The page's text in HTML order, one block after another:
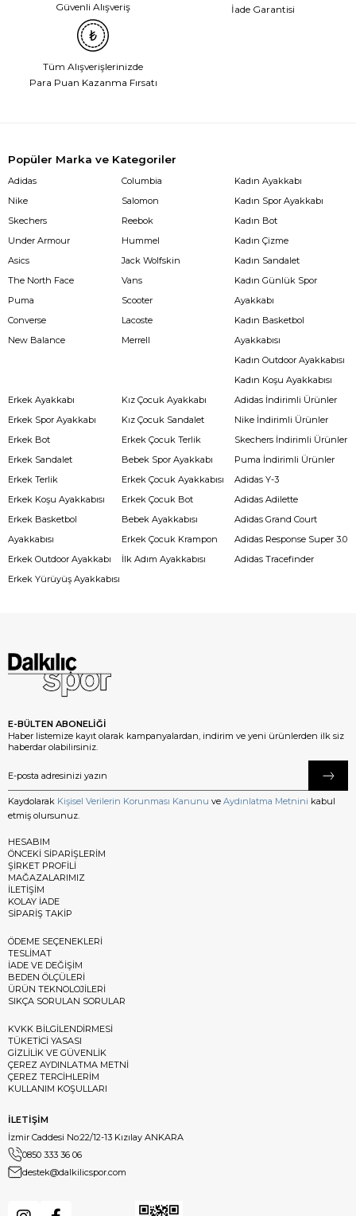
Güvenli Alışveriş
İade Garantisi
Tüm Alışverişlerinizde
Para Puan Kazanma Fırsatı
Popüler Marka ve Kategoriler
Adidas
Nike
Skechers
Under Armour
Asics
The North Face
Puma
Converse
New Balance
Columbia
Salomon
Reebok
Hummel
Jack Wolfskin
Vans
Scooter
Lacoste
Merrell
Kadın Ayakkabı
Kadın Spor Ayakkabı
Kadın Bot
Kadın Çizme
Kadın Sandalet
Kadın Günlük Spor
Ayakkabı
Kadın Basketbol
Ayakkabısı
Kadın Outdoor Ayakkabısı
Kadın Koşu Ayakkabısı
Erkek Ayakkabı
Erkek Spor Ayakkabı
Erkek Bot
Erkek Sandalet
Erkek Terlik
Erkek Koşu Ayakkabısı
Erkek Basketbol
Ayakkabısı
Erkek Outdoor Ayakkabı
Erkek Yürüyüş Ayakkabısı
Kız Çocuk Ayakkabı
Kız Çocuk Sandalet
Erkek Çocuk Terlik
Bebek Spor Ayakkabı
Erkek Çocuk Ayakkabısı
Erkek Çocuk Bot
Bebek Ayakkabısı
Erkek Çocuk Krampon
İlk Adım Ayakkabısı
Adidas İndirimli Ürünler
Nike İndirimli Ürünler
Skechers İndirimli Ürünler
Puma İndirimli Ürünler
Adidas Y-3
Adidas Adilette
Adidas Grand Court
Adidas Response Super 3.0
Adidas Tracefinder
E-BÜLTEN ABONELİĞİ
Haber listemize kayıt olarak kampanyalardan, indirim ve yeni ürünlerden ilk siz
haberdar olabilirsiniz.
Kaydolarak Kişisel Verilerin Korunması Kanunu ve Aydınlatma Metnini kabul
etmiş olursunuz.
HESABIM
ÖNCEKİ SİPARİŞLERİM
ŞİRKET PROFİLİ
MAĞAZALARIMIZ
İLETİŞİM
KOLAY İADE
SİPARİŞ TAKİP
ÖDEME SEÇENEKLERİ
TESLİMAT
İADE VE DEĞİŞİM
BEDEN ÖLÇÜLERİ
ÜRÜN TEKNOLOJİLERİ
SIKÇA SORULAN SORULAR
KVKK BİLGİLENDİRMESİ
TÜKETİCİ YASASI
GİZLİLİK VE GÜVENLİK
ÇEREZ AYDINLATMA METNİ
ÇEREZ TERCİHLERİM
KULLANIM KOŞULLARI
İLETİŞİM
İzmir Caddesi No:22/12-13 Kızılay ANKARA
0850 333 36 06
destek@dalkilicspor.com